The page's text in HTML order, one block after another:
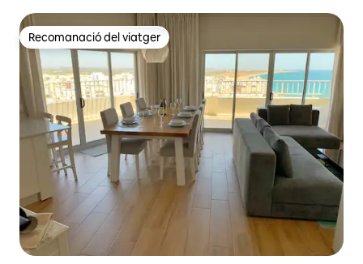
Recomanació del viatger
Recomanació del viatger